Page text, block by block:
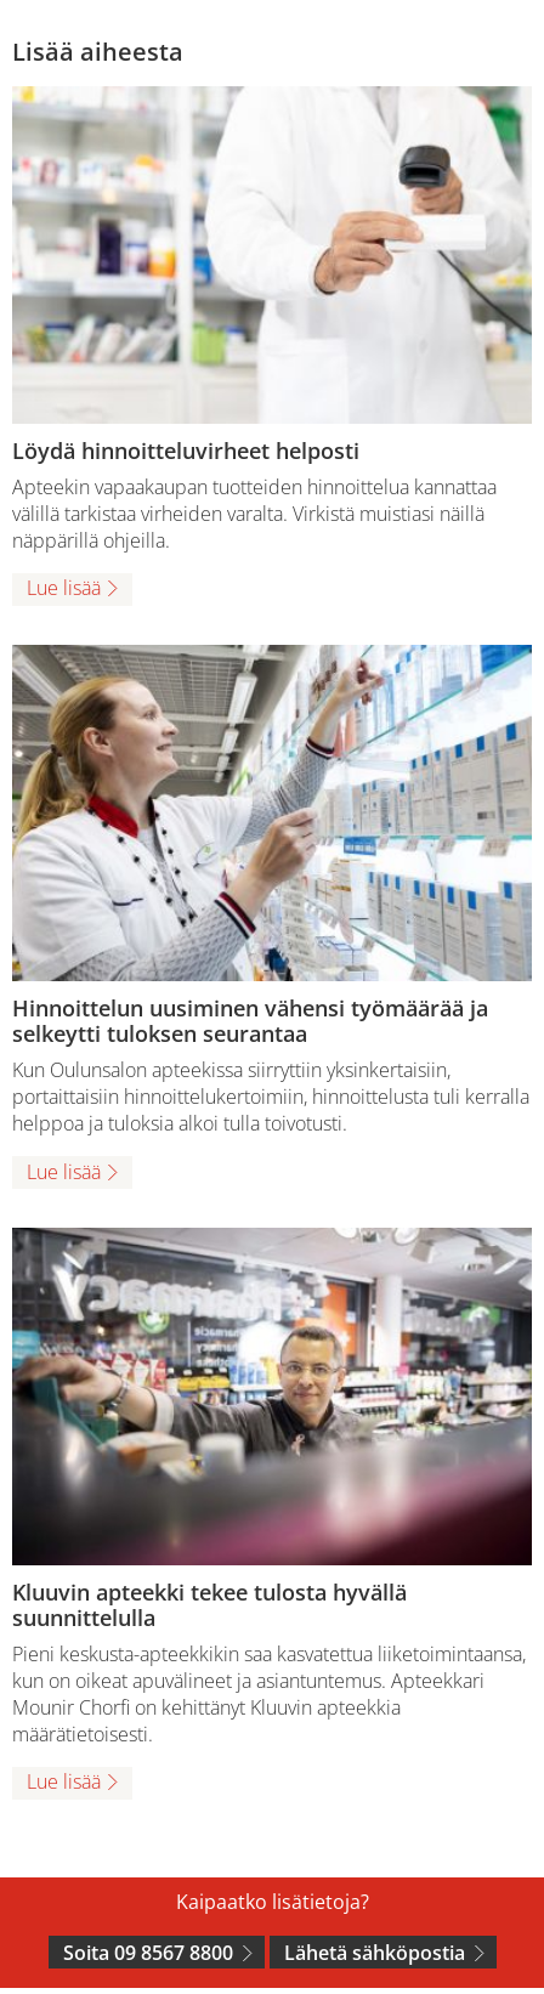
Lisää aiheesta
Löydä hinnoitteluvirheet helposti
Apteekin vapaakaupan tuotteiden hinnoittelua kannattaa
välillä tarkistaa virheiden varalta. Virkistä muistiasi näillä
näppärillä ohjeilla.
Lue lisää
Hinnoittelun uusiminen vähensi työmäärää ja
selkeytti tuloksen seurantaa
Kun Oulunsalon apteekissa siirryttiin yksinkertaisiin,
portaittaisiin hinnoittelukertoimiin, hinnoittelusta tuli kerralla
helppoa ja tuloksia alkoi tulla toivotusti.
Lue lisää
Kluuvin apteekki tekee tulosta hyvällä
suunnittelulla
Pieni keskusta-apteekkikin saa kasvatettua liiketoimintaansa,
kun on oikeat apuvälineet ja asiantuntemus. Apteekkari
Mounir Chorfi on kehittänyt Kluuvin apteekkia
määrätietoisesti.
Lue lisää
Kaipaatko lisätietoja?
Soita 09 8567 8800
Lähetä sähköpostia